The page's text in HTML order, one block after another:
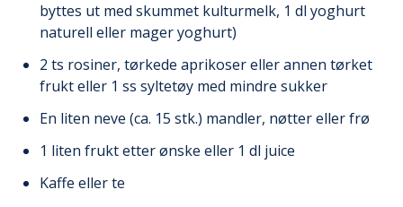
byttes ut med skummet kulturmelk, 1 dl yoghurt
naturell eller mager yoghurt)
2 ts rosiner, tørkede aprikoser eller annen tørket
frukt eller 1 ss syltetøy med mindre sukker
En liten neve (ca. 15 stk.) mandler, nøtter eller frø
1 liten frukt etter ønske eller 1 dl juice
Kaffe eller te